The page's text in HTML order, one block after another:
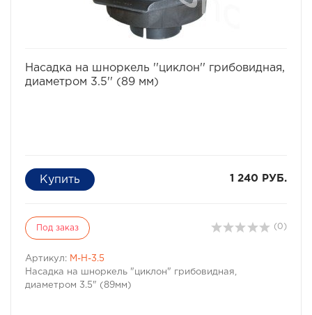
Насадка на шноркель ''циклон'' грибовидная,
диаметром 3.5'' (89 мм)
1 240 РУБ.
Под заказ (0)
Артикул: M-H-3.5
Насадка на шноркель "циклон" грибовидная,
диаметром 3.5" (89мм)